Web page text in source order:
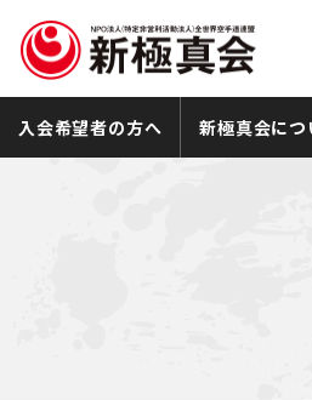
入会希望者の方へ 新極真会につ